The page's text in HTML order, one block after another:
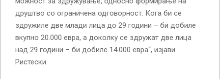
друштво со ограничена одговорност. Кога би се
здружиле две млади лица до 29 години – би добиле
вкупно 20.000 евра, а доколку се здружат две лица
над 29 години – би добиле 14.000 евра“, изјави
Ристески.